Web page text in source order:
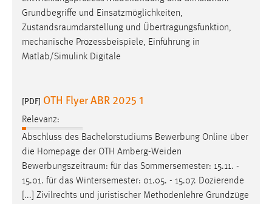
Grundbegriffe und Einsatzmöglichkeiten,
Zustandsraumdarstellung und Übertragungsfunktion,
mechanische Prozessbeispiele, Einführung in
Matlab/Simulink Digitale
[PDF] OTH Flyer ABR 2025 1
Relevanz:
Abschluss des Bachelorstudiums Bewerbung Online über
die Homepage der OTH Amberg-Weiden
Bewerbungszeitraum: für das Sommersemester: 15.11. -
15.01. für das Wintersemester: 01.05. - 15.07. Dozierende
[...] Zivilrechts und juristischer Methodenlehre Grundzüge
EXTERNE MEDIEN
Um Inhalte von Videoplattformen und Social Media
Plattformen anzeigen zu können, werden von diesen
externen Medien Cookies gesetzt.
Vimeo